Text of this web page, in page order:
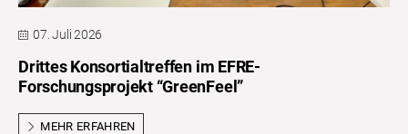
07. Juli 2026
Drittes Konsortialtreffen im EFRE-
Forschungsprojekt “GreenFeel”
MEHR ERFAHREN